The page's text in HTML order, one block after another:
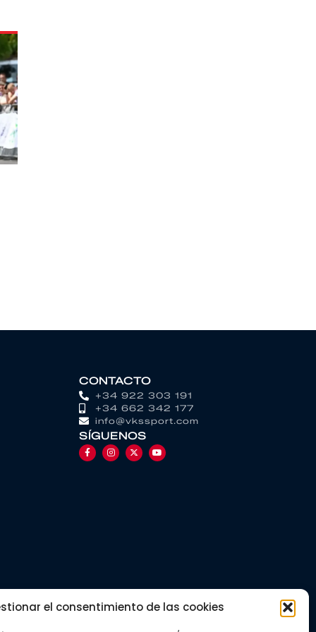
el consentimiento de las cookies
CONTACTO
+34 922 303 191
+34 662 342 177
info@vkssport.com
SÍGUENOS